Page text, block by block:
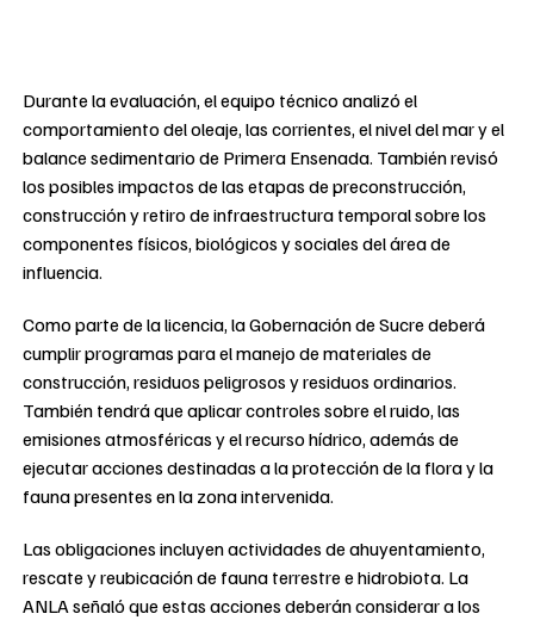
Durante la evaluación, el equipo técnico analizó el
comportamiento del oleaje, las corrientes, el nivel del mar y el
balance sedimentario de Primera Ensenada. También revisó
los posibles impactos de las etapas de preconstrucción,
construcción y retiro de infraestructura temporal sobre los
componentes físicos, biológicos y sociales del área de
influencia.
Como parte de la licencia, la Gobernación de Sucre deberá
cumplir programas para el manejo de materiales de
construcción, residuos peligrosos y residuos ordinarios.
También tendrá que aplicar controles sobre el ruido, las
emisiones atmosféricas y el recurso hídrico, además de
ejecutar acciones destinadas a la protección de la flora y la
fauna presentes en la zona intervenida.
Las obligaciones incluyen actividades de ahuyentamiento,
rescate y reubicación de fauna terrestre e hidrobiota. La
ANLA señaló que estas acciones deberán considerar a los